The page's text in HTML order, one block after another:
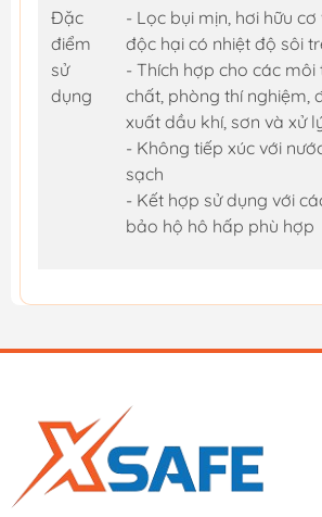
Đặc
điểm
sử
dụng
- Lọc bụi mịn, hơi hữu
độc hại có nhiệt độ sôi
- Thích hợp cho các
chất, phòng thí nghiệm,
xuất dầu khí, sơn và xử
- Không tiếp xúc với
sạch
- Kết hợp sử dụng với
bảo hộ hô hấp phù hợp